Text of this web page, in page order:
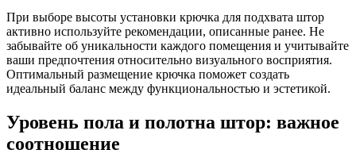
При выборе высоты установки крючка для подхвата штор
активно используйте рекомендации, описанные ранее. Не
забывайте об уникальности каждого помещения и учитывайте
ваши предпочтения относительно визуального восприятия.
Оптимальный размещение крючка поможет создать
идеальный баланс между функциональностью и эстетикой.
Уровень пола и полотна штор: важное
соотношение